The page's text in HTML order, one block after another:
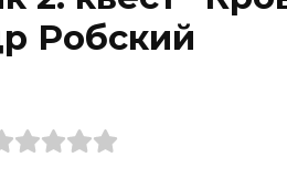
Робский